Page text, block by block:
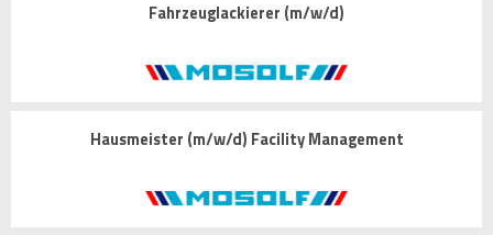
Fahrzeuglackierer (m/w/d)
Hausmeister (m/w/d) Facility Management